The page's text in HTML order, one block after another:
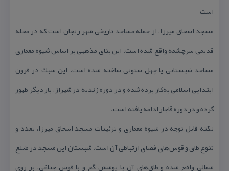
است
مسجد اسحاق میرزا، از جمله مساجد تاریخی شهر زنجان است كه در محله
قدیمی سرچشمه واقع شده است. این بنای مذهبی بر اساس شیوه معماری
مساجد شبستانی یا چهل ستونی ساخته شده است. این سبك در قرون
ابتدایی اسلامی به‌كار برده شده و در دوره زندیه در شیراز، بار دیگر ظهور
كرده و در دوره قاجار ادامه یافته است.
نكته قابل توجه در شیوه معماری و تزئینات مسجد اسحاق میرزا، تعدد و
تنوع طاق و قوس‌های فضای ارتباطی آن است. شبستان این مسجد در ضلع
شمالی واقع شده و طاق‌های آن با پوشش گچ و با قوس جناغی، بر روی